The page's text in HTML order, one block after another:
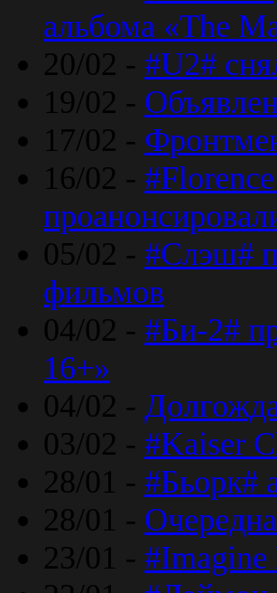
альбома «The
20/02 - #U2#
19/02 -
17/02 -
16/02 -
05/02 - #Слэш#
фильмов
04/02 - #Би-2#
16+»
04/02 -
03/02 - #Kaiser
28/01 - #Бьорк#
28/01 -
23/01 - #Imagine